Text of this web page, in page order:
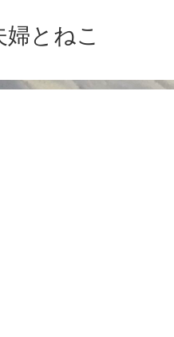
婦とねこ